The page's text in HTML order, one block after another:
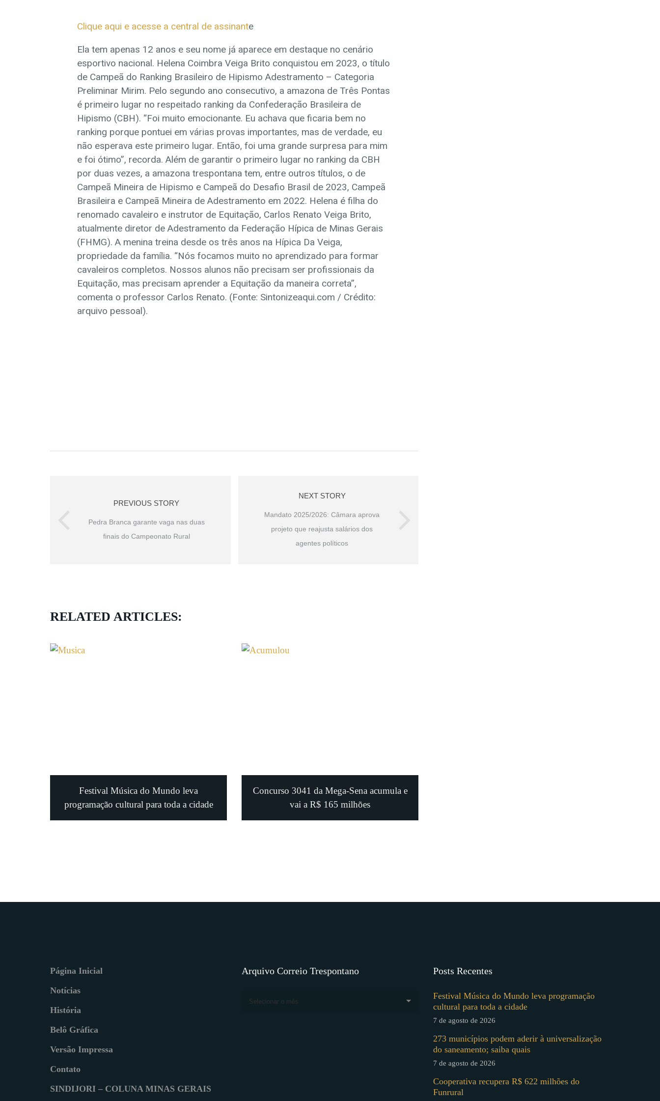
Clique aqui e acesse a central de assinante
Ela tem apenas 12 anos e seu nome já aparece em destaque no cenário
esportivo nacional. Helena Coimbra Veiga Brito conquistou em 2023, o título
de Campeã do Ranking Brasileiro de Hipismo Adestramento – Categoria
Preliminar Mirim. Pelo segundo ano consecutivo, a amazona de Três Pontas
é primeiro lugar no respeitado ranking da Confederação Brasileira de
Hipismo (CBH). “Foi muito emocionante. Eu achava que ficaria bem no
ranking porque pontuei em várias provas importantes, mas de verdade, eu
não esperava este primeiro lugar. Então, foi uma grande surpresa para mim
e foi ótimo”, recorda. Além de garantir o primeiro lugar no ranking da CBH
por duas vezes, a amazona trespontana tem, entre outros títulos, o de
Campeã Mineira de Hipismo e Campeã do Desafio Brasil de 2023, Campeã
Brasileira e Campeã Mineira de Adestramento em 2022. Helena é filha do
renomado cavaleiro e instrutor de Equitação, Carlos Renato Veiga Brito,
atualmente diretor de Adestramento da Federação Hípica de Minas Gerais
(FHMG). A menina treina desde os três anos na Hípica Da Veiga,
propriedade da família. “Nós focamos muito no aprendizado para formar
cavaleiros completos. Nossos alunos não precisam ser profissionais da
Equitação, mas precisam aprender a Equitação da maneira correta”,
comenta o professor Carlos Renato. (Fonte: Sintonizeaqui.com / Crédito:
arquivo pessoal).
PREVIOUS STORY
Pedra Branca garante vaga nas duas
finais do Campeonato Rural
NEXT STORY
Mandato 2025/2026: Câmara aprova
projeto que reajusta salários dos
agentes políticos
RELATED ARTICLES:
Festival Música do Mundo leva
programação cultural para toda a cidade
Concurso 3041 da Mega-Sena acumula e
vai a R$ 165 milhões
Página Inicial
Notícias
História
Belô Gráfica
Versão Impressa
Contato
SINDIJORI – COLUNA MINAS GERAIS
Arquivo Correio Trespontano
Selecionar o mês
Posts Recentes
Festival Música do Mundo leva programação
cultural para toda a cidade
7 de agosto de 2026
273 municípios podem aderir à universalização
do saneamento; saiba quais
7 de agosto de 2026
Cooperativa recupera R$ 622 milhões do
Funrural